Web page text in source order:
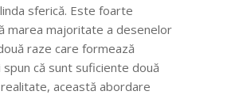
sferică. Este foarte
marea majoritate a desenelor
raze care formează
spun că sunt suficiente două
această abordare